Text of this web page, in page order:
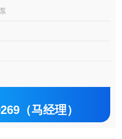
阀，并且无油。动态密封件作为
定运行。
取决于液体温度。
（马经理）